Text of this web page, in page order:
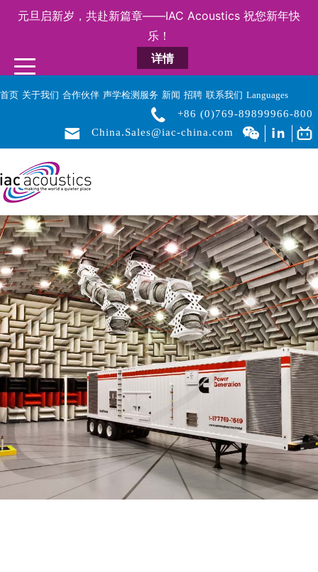
元旦启新岁，共赴新篇章——IAC Acoustics 祝您新年快
乐！
详情
首页 关于我们 合作伙伴 声学检测服务 新闻 招聘 联系我们 Languages
+86 (0)769-89899966-800
China.Sales@iac-china.com